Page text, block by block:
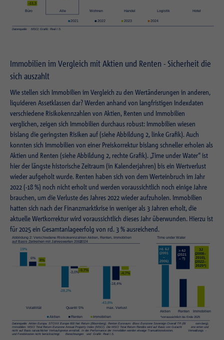
Immobilien im Vergleich mit Aktien und Renten - Sicherheit die
sich auszahlt
Wie stellen sich Immobilien im Vergleich zu den Wertänderungen in anderen,
liquideren Assetklassen dar? Werden anhand von langfristigen Indexdaten
verschiedene Risikokennzahlen von Aktien, Renten und Immobilien
verglichen, zeigen sich Immobilien durchaus robust: Immobilien wiesen
bislang die geringsten Risiken auf (siehe Abbildung 2, linke Grafik). Auch
konnten sich Immobilien von einer Preiskorrektur bislang schneller erholen als
Aktien und Renten (siehe Abbildung 2, rechte Grafik). „Time under Water“ ist
hier der längste historische Zeitraum (in Kalenderjahren) bis ein Wertverlust
wieder aufgeholt wurde. Renten haben sich von dem Werteinbruch im Jahr
2022 (-18 %) noch nicht erholt und werden voraussichtlich noch einige Jahre
brauchen, um die Verluste des Jahres 2022 wieder aufzuholen. Immobilien
hatten sich nach der Finanzmarktkrise in weniger als 3 Jahren erholt, die
aktuelle Wertkorrektur wird voraussichtlich dieses Jahr überwunden. Hierzu ist
für 2025 ein Gesamtanlageerfolg von rd. 3 % ausreichend.
Laufzeit
Zweck
Name PHPSESSID
Laufzeit Session
Zweck Betrieb TYPO3
Name fe_typo_usr
Anbieter TYPO3
Laufzeit
Zweck Login geschlossener Bereich
1 Jahr
_pk_ses.1.934d
Anbieter Matomo
Laufzeit 30 min
Zweck Reichweitenmessung
Wir verwenden auf unserer Website externe Inhalte, um Ihnen zusätzliche
Informationen anzubieten.